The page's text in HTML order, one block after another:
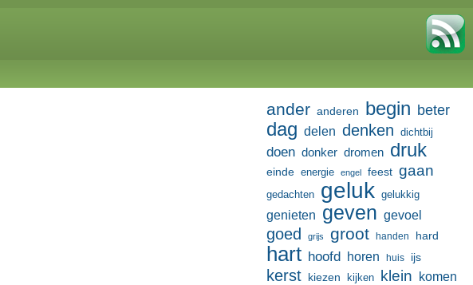
ander anderen begin beter
dag delen denken dichtbij
doen donker dromen druk
einde energie engel feest gaan
gedachten geluk gelukkig
genieten geven gevoel
goed grijs groot handen hard
hart hoofd horen huis ijs
kerst kiezen kijken klein komen